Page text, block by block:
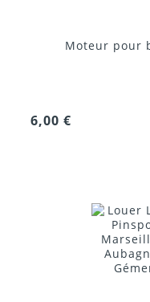
Moteur pour
6,00 €